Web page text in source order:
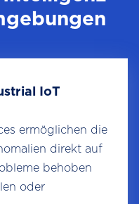
IoT
ermöglichen die
direkt auf
behoben
oder